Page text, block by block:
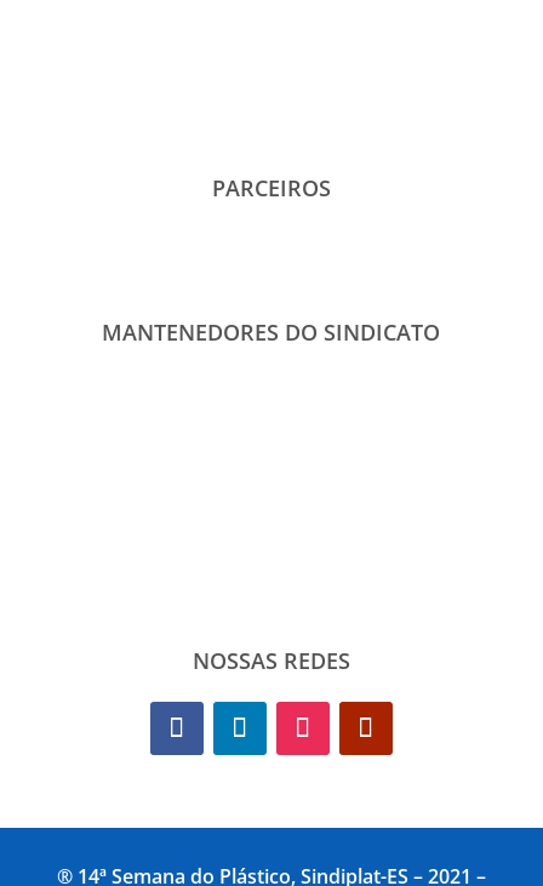
PARCEIROS
MANTENEDORES DO SINDICATO
NOSSAS REDES
® 14ª Semana do Plástico, Sindiplat-ES – 2021 –